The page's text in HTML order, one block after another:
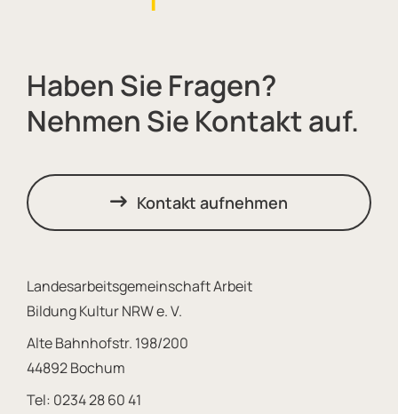
Landesarbeitsgemeinschaft Arbeit
Bildung Kultur NRW e. V.
Alte Bahnhofstr. 198/200
44892 Bochum
Tel: 0234 28 60 41
Haben Sie Fragen?
Nehmen Sie Kontakt auf.
Kontakt aufnehmen